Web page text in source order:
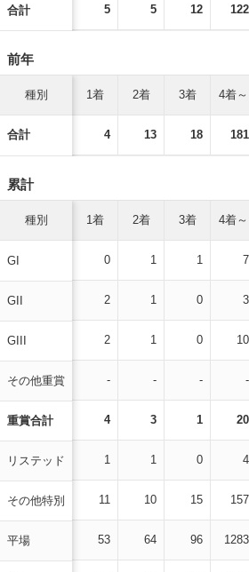
合計 5 5 12 122
前年
種別
合計
1着 2着 3着 4着～
4 13 18 181
累計
種別
GI
GII
GIII
その他重賞
重賞合計
リステッド
その他特別
平場
1着 2着 3着 4着～
0 1 1 7
2 1 0 3
2 1 0 10
- - - -
4 3 1 20
1 1 0 4
11 10 15 157
53 64 96 1283